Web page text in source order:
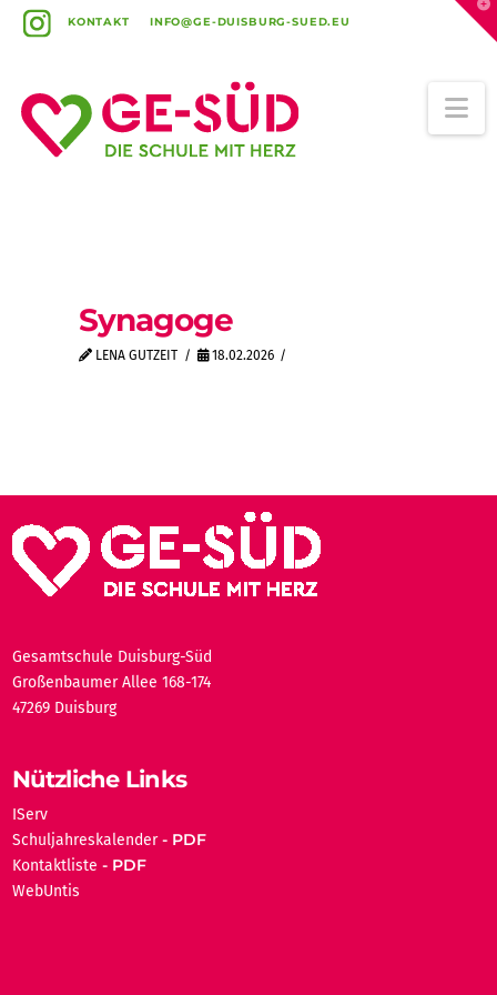
KONTAKT INFO@GE-DUISBURG-SUED.EU
Synagoge
LENA GUTZEIT 18.02.2026
Gesamtschule Duisburg-Süd
Großenbaumer Allee 168-174
47269 Duisburg
Nützliche Links
IServ
Schuljahreskalender
Kontaktliste
WebUntis